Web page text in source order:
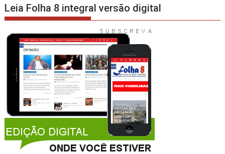
Leia Folha 8 integral versão digital